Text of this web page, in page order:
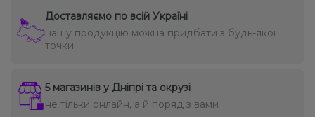
Доставляємо по всій Україні
нашу продукцію можна придбати з будь-якої
точки
5 магазинів у Дніпрі та окрузі
не тільки онлайн, а й поряд з вами